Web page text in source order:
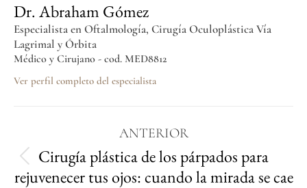
Dr. Abraham Gómez
Especialista en Oftalmología, Cirugía Oculoplástica Vía
Lagrimal y Órbita
Médico y Cirujano - cod. MED8812
Ver perfil completo del especialista
ANTERIOR
Cirugía plástica de los párpados para
rejuvenecer tus ojos: cuando la mirada se cae